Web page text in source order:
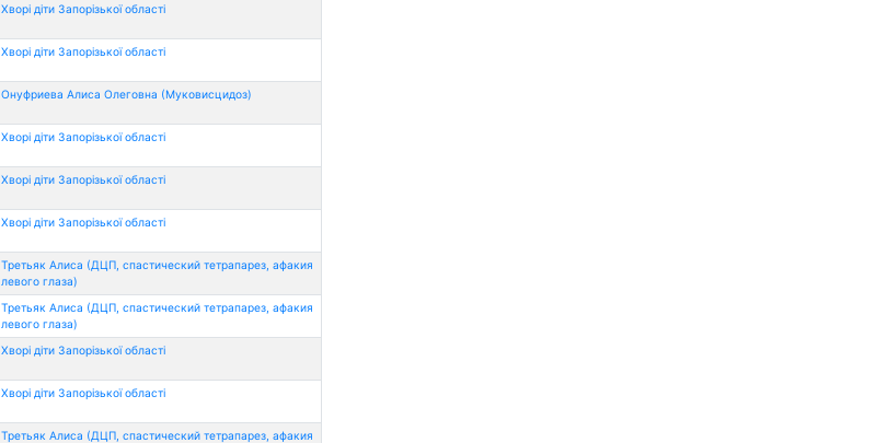
Хворі діти Запорізької області
Хворі діти Запорізької області
Онуфриева Алиса Олеговна (Муковисцидоз)
Хворі діти Запорізької області
Хворі діти Запорізької області
Хворі діти Запорізької області
Третьяк Алиса (ДЦП, спастический тетрапарез, афакия
левого глаза)
Третьяк Алиса (ДЦП, спастический тетрапарез, афакия
левого глаза)
Хворі діти Запорізької області
Хворі діти Запорізької області
Третьяк Алиса (ДЦП, спастический тетрапарез, афакия